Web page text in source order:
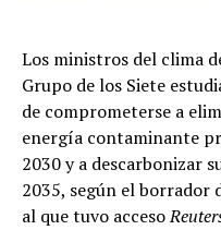
Los ministros del clima
Grupo de los Siete
de comprometerse a
energía contaminante
2030 y a descarbonizar
2035, según el borrador
al que tuvo acceso